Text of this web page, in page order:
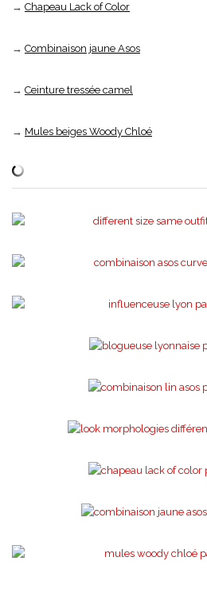
→ Chapeau Lack of Color
→ Combinaison jaune Asos
→ Ceinture tressée camel
→ Mules beiges Woody Chloé